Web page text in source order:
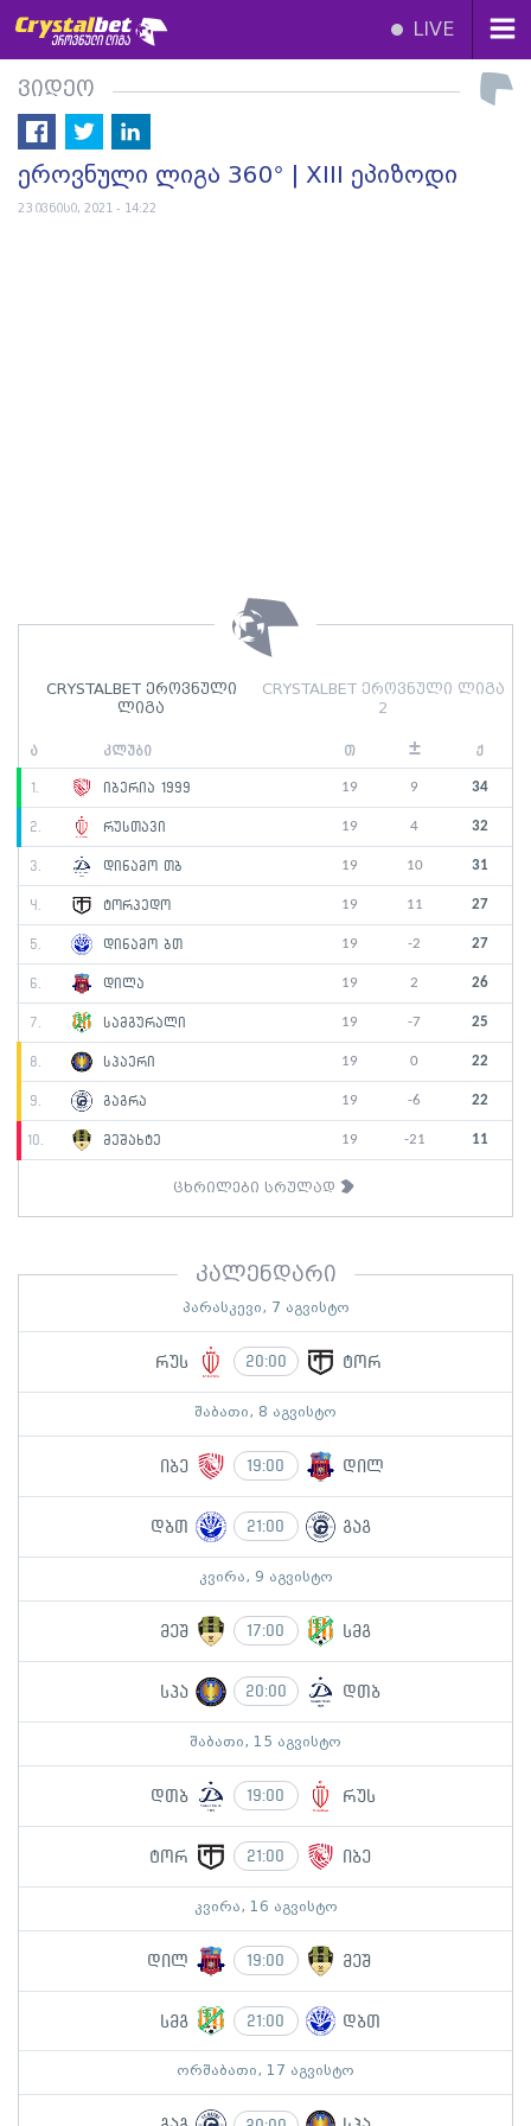
LIVE
CRYSTALBET ეროვნული
ლიგა
CRYSTALBET ეროვნული ლიგა
2
ა კლუბი თ ± ქ
1. იბერია 1999 19 9 34
2. რუსთავი 19 4 32
3. დინამო თბ 19 10 31
4. ტორპედო 19 11 27
5. დინამო ბთ 19 -2 27
6. დილა 19 2 26
7. სამგურალი 19 -7 25
8. სპაერი 19 0 22
9. გაგრა 19 -6 22
10. მეშახტე 19 -21 11
ცხრილები სრულად
კალენდარი
პარასკევი, 7 აგვისტო
რუს 20:00 ტორ
შაბათი, 8 აგვისტო
იბე 19:00 დილ
დბთ 21:00 გაგ
კვირა, 9 აგვისტო
მეშ 17:00 სმგ
სპა 20:00 დთბ
შაბათი, 15 აგვისტო
დთბ 19:00 რუს
ტორ 21:00 იბე
კვირა, 16 აგვისტო
დილ 19:00 მეშ
სმგ 21:00 დბთ
ორშაბათი, 17 აგვისტო
ვიდეო
ეროვნული ლიგა 360° | XIII ეპიზოდი
23 ივნისი, 2021 - 14:22